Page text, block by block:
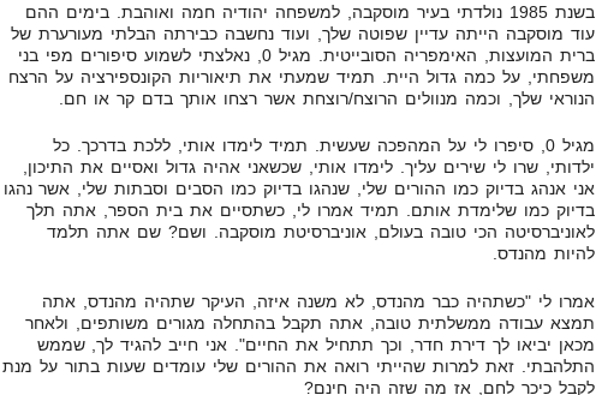
בשנת 1985 נולדתי בעיר מוסקבה, למשפחה יהודיה חמה ואוהבת. בימים ההם
עוד מוסקבה הייתה עדיין שפוטה שלך, ועוד נחשבה כבירתה הבלתי מעורערת של
ברית המועצות, האימפריה הסובייטית. מגיל 0, נאלצתי לשמוע סיפורים מפי בני
משפחתי, על כמה גדול היית. תמיד שמעתי את תיאוריות הקונספירציה על הרצח
הנוראי שלך, וכמה מנוולים הרוצח/רוצחת אשר רצחו אותך בדם קר או חם.
מגיל 0, סיפרו לי על המהפכה שעשית. תמיד לימדו אותי, ללכת בדרכך. כל
ילדותי, שרו לי שירים עליך. לימדו אותי, שכשאני אהיה גדול ואסיים את התיכון,
אני אנהג בדיוק כמו ההורים שלי, שנהגו בדיוק כמו הסבים וסבתות שלי, אשר נהגו
בדיוק כמו שלימדת אותם. תמיד אמרו לי, כשתסיים את בית הספר, אתה תלך
לאוניברסיטה הכי טובה בעולם, אוניברסיטת מוסקבה. ושם? שם אתה תלמד
להיות מהנדס.
אמרו לי "כשתהיה כבר מהנדס, לא משנה איזה, העיקר שתהיה מהנדס, אתה
תמצא עבודה ממשלתית טובה, אתה תקבל בהתחלה מגורים משותפים, ולאחר
מכאן יביאו לך דירת חדר, וכך תתחיל את החיים". אני חייב להגיד לך, שממש
התלהבתי. זאת למרות שהייתי רואה את ההורים שלי עומדים שעות בתור על מנת
לקבל כיכר לחם, אז מה שזה היה חינם?